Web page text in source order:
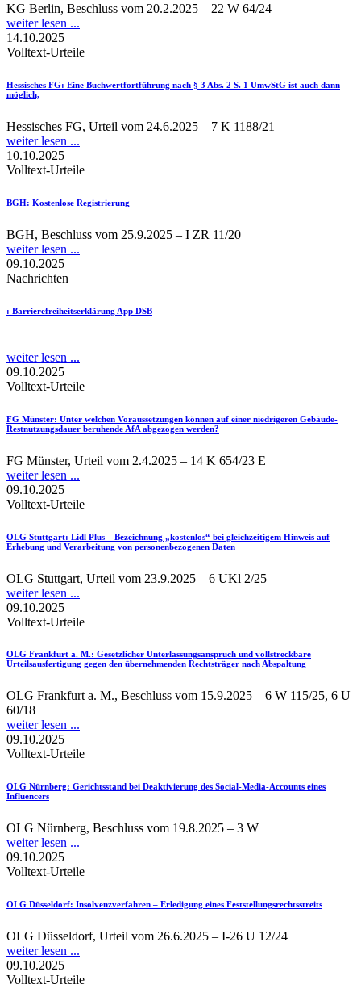
KG Berlin, Beschluss vom 20.2.2025 – 22 W 64/24
weiter lesen ...
14.10.2025
Volltext-Urteile
Hessisches FG: Eine Buchwertfortführung nach § 3 Abs. 2 S. 1 UmwStG ist auch dann
möglich,
Hessisches FG, Urteil vom 24.6.2025 – 7 K 1188/21
weiter lesen ...
10.10.2025
Volltext-Urteile
BGH: Kostenlose Registrierung
BGH, Beschluss vom 25.9.2025 – I ZR 11/20
weiter lesen ...
09.10.2025
Nachrichten
: Barrierefreiheitserklärung App DSB
weiter lesen ...
09.10.2025
Volltext-Urteile
FG Münster: Unter welchen Voraussetzungen können auf einer niedrigeren Gebäude-
Restnutzungsdauer beruhende AfA abgezogen werden?
FG Münster, Urteil vom 2.4.2025 – 14 K 654/23 E
weiter lesen ...
09.10.2025
Volltext-Urteile
OLG Stuttgart: Lidl Plus – Bezeichnung „kostenlos“ bei gleichzeitigem Hinweis auf
Erhebung und Verarbeitung von personenbezogenen Daten
OLG Stuttgart, Urteil vom 23.9.2025 – 6 UKl 2/25
weiter lesen ...
09.10.2025
Volltext-Urteile
OLG Frankfurt a. M.: Gesetzlicher Unterlassungsanspruch und vollstreckbare
Urteilsausfertigung gegen den übernehmenden Rechtsträger nach Abspaltung
OLG Frankfurt a. M., Beschluss vom 15.9.2025 – 6 W 115/25, 6 U
60/18
weiter lesen ...
09.10.2025
Volltext-Urteile
OLG Nürnberg: Gerichtsstand bei Deaktivierung des Social-Media-Accounts eines
Influencers
OLG Nürnberg, Beschluss vom 19.8.2025 – 3 W
weiter lesen ...
09.10.2025
Volltext-Urteile
OLG Düsseldorf: Insolvenzverfahren – Erledigung eines Feststellungsrechtsstreits
OLG Düsseldorf, Urteil vom 26.6.2025 – I-26 U 12/24
weiter lesen ...
09.10.2025
Volltext-Urteile